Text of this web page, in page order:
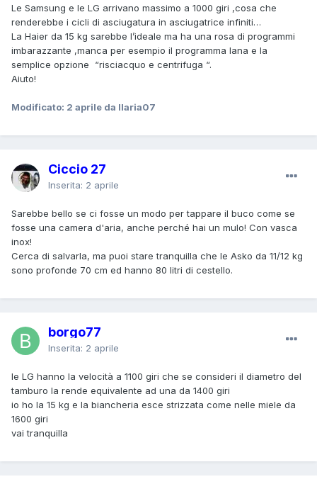
Le Samsung e le LG arrivano massimo a 1000 giri ,cosa che
renderebbe i cicli di asciugatura in asciugatrice infiniti…
La Haier da 15 kg sarebbe l’ideale ma ha una rosa di programmi
imbarazzante ,manca per esempio il programma lana e la
semplice opzione “risciacquo e centrifuga “.
Aiuto!
Modificato: 2 aprile da Ilaria07
Ciccio 27
Inserita: 2 aprile
Sarebbe bello se ci fosse un modo per tappare il buco come se
fosse una camera d'aria, anche perché hai un mulo! Con vasca
inox!
Cerca di salvarla, ma puoi stare tranquilla che le Asko da 11/12 kg
sono profonde 70 cm ed hanno 80 litri di cestello.
borgo77
Inserita: 2 aprile
le LG hanno la velocità a 1100 giri che se consideri il diametro del
tamburo la rende equivalente ad una da 1400 giri
io ho la 15 kg e la biancheria esce strizzata come nelle miele da
1600 giri
vai tranquilla